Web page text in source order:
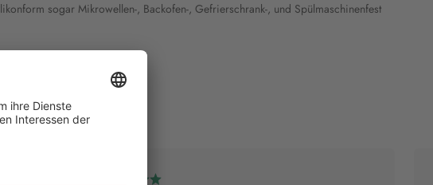
sogar Mikrowellen-, Backofen-, Gefrierschrank-, und Spülmaschinenfest